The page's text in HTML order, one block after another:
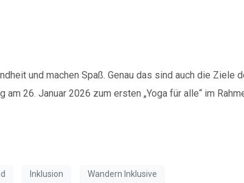
und machen Spaß. Genau das sind auch die
26. Januar 2026 zum ersten „Yoga für alle“ im
Inklusion Wandern Inklusive